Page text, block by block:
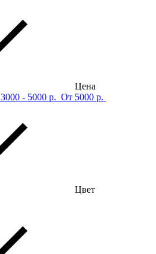
Цена
3000 - 5000 р. От 5000 р.
Цвет